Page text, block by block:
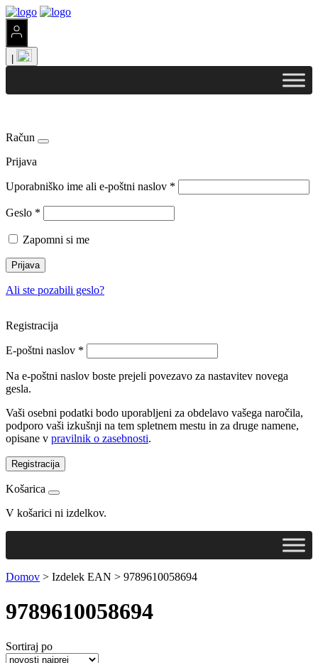
Račun
Prijava
Uporabniško ime ali e-poštni naslov *
Geslo *
Zapomni si me
Prijava
Ali ste pozabili geslo?
Registracija
E-poštni naslov *
Na e-poštni naslov boste prejeli povezavo za nastavitev novega
gesla.
Vaši osebni podatki bodo uporabljeni za obdelavo vašega naročila,
podporo vaši izkušnji na tem spletnem mestu in za druge namene,
opisane v pravilnik o zasebnosti.
Registracija
Košarica
V košarici ni izdelkov.
Domov > Izdelek EAN > 9789610058694
9789610058694
Sortiraj po